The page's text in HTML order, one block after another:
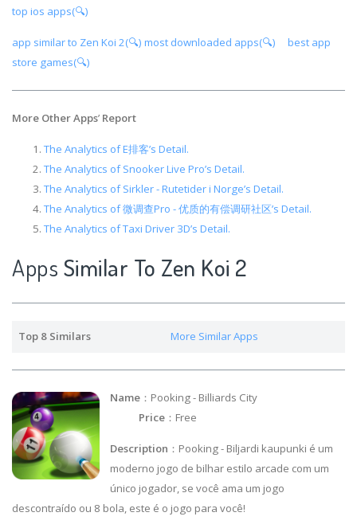
top ios apps(🔍)
app similar to Zen Koi 2(🔍) most downloaded apps(🔍)
best app
store games(🔍)
More Other Apps’ Report
The Analytics of E排客’s Detail.
The Analytics of Snooker Live Pro’s Detail.
The Analytics of Sirkler - Rutetider i Norge’s Detail.
The Analytics of 微调查Pro - 优质的有偿调研社区’s Detail.
The Analytics of Taxi Driver 3D’s Detail.
Apps Similar To Zen Koi 2
Top 8 Similars More Similar Apps
Name ：Pooking - Billiards City
Price ：Free
Description ：Pooking - Biljardi kaupunki é um
moderno jogo de bilhar estilo arcade com um
único jogador, se você ama um jogo
descontraído ou 8 bola, este é o jogo para você!